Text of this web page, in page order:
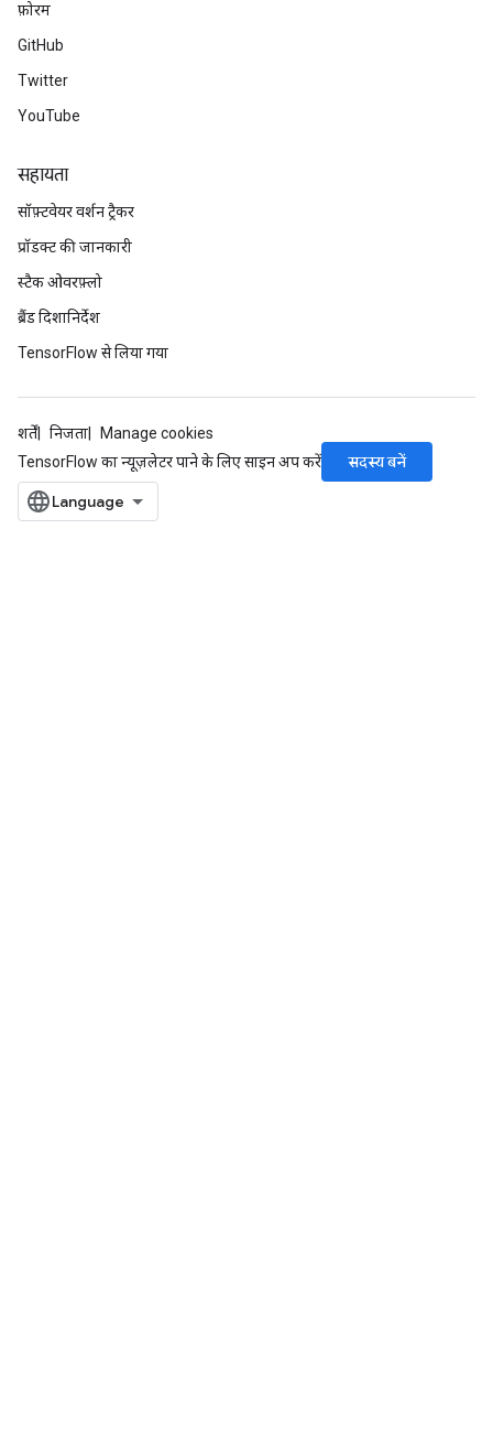
फ़ोरम
GitHub
Twitter
YouTube
सहायता
सॉफ़्टवेयर वर्शन ट्रैकर
प्रॉडक्ट की जानकारी
स्टैक ओवरफ़्लो
ब्रैंड दिशानिर्देश
TensorFlow से लिया गया
शर्तें निजता
Manage cookies
TensorFlow का न्यूज़लेटर पाने के लिए साइन अप करें
सदस्य बनें